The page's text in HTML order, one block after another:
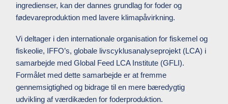
ingredienser, kan der dannes grundlag for foder og
fødevareproduktion med lavere klimapåvirkning.
Vi deltager i den internationale organisation for fiskemel og
fiskeolie, IFFO’s, globale livscyklusanalyseprojekt (LCA) i
samarbejde med Global Feed LCA Institute (GFLI).
Formålet med dette samarbejde er at fremme
gennemsigtighed og bidrage til en mere bæredygtig
udvikling af værdikæden for foderproduktion.